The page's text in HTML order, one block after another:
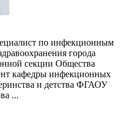
по инфекционным
города
секции Общества
кафедры инфекционных
и детства ФГАОУ
...